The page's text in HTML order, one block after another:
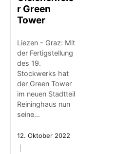
r Green
Tower
Liezen - Graz: Mit
der Fertigstellung
des 19.
Stockwerks hat
der Green Tower
im neuen Stadtteil
Reininghaus nun
seine…
12. Oktober 2022